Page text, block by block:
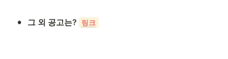
• 그 외 공고는? 링크